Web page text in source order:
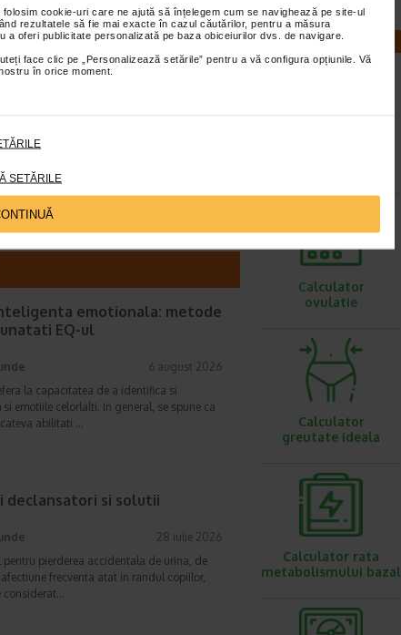
cookie-uri care ne ajută să înțelegem cum se navighează pe site-ul
rezultatele să fie mai exacte în cazul căutărilor, pentru a măsura
oferi publicitate personalizată pe baza obiceiurilor dvs. de navigare.
face clic pe „Personalizează setările” pentru a vă configura opțiunile. Vă
în orice moment.
SETĂRILE
de la
GH3 Derma+ Crema
emotionala: metode
EQ-ul
6 august 2026
la capacitatea de a identifica si
emotiile celorlalti. In general, se spune ca
abilitati:…
declansatori si solutii
28 iulie 2026
pentru pierderea accidentala de urina, de
frecventa atat in randul copiilor,
considerat…
CALCULATOARE
Calculator
ovulatie
Calculator
greutate ideala
Calculator rata
metabolismului bazal